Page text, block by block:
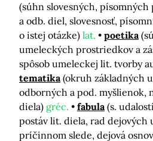
(súhn slovesných, písomných
a odb. diel, slovesnosť,
o istej otázke) lat. poetika
umeleckých prostriedkov a
spôsob umeleckej lit. tvorby
tematika (okruh základných
odborných a pod. myšlienok,
diela) gréc. fabula (s.
postáv lit. diela, rad dejových
príčinnom slede, dejová